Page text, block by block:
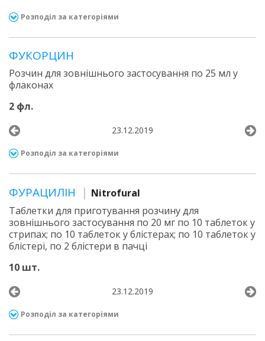
Розподіл за категоріями
ФУКОРЦИН
Розчин для зовнішнього застосування по 25 мл у
флаконах
2 фл.
23.12.2019
Розподіл за категоріями
ФУРАЦИЛІН
Nitrofural
Таблетки для приготування розчину для
зовнішнього застосування по 20 мг по 10 таблеток у
стрипах; по 10 таблеток у блістерах; по 10 таблеток у
блістері, по 2 блістери в пачці
10 шт.
23.12.2019
Розподіл за категоріями